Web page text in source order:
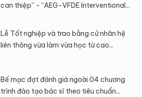
can thiệp” - “AEG-VFDE Interventional...
Lễ Tốt nghiệp và trao bằng cử nhân hệ
liên thông vừa làm vừa học từ cao...
Bế mạc đợt đánh giá ngoài 04 chương
trình đào tạo bác sĩ theo tiêu chuẩn...